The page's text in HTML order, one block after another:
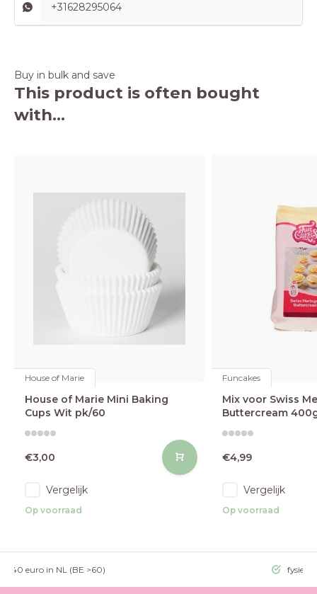
+31628295064
Buy in bulk and save
This product is often bought
with...
House of Marie
House of Marie Mini Baking
Cups Wit pk/60
€3,00
Vergelijk
Op voorraad
Funcakes
Mix voor Swiss
Buttercream
€4,99
Vergelijk
Op voorraad
>40 euro in NL (BE >60) fysieke